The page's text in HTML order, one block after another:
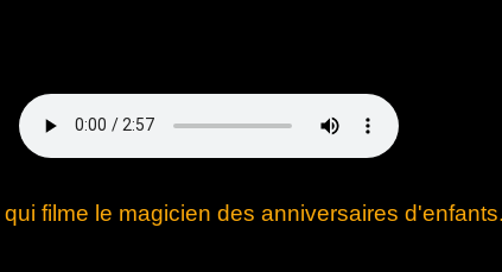
filme le magicien des anniversaires d'enfants.